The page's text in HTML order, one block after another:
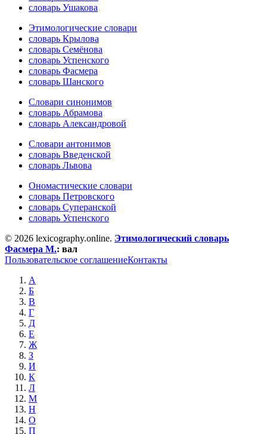
словарь Ушакова
Этимологические словари
словарь Крылова
словарь Семёнова
словарь Успенского
словарь Фасмера
словарь Шанского
Словари синонимов
словарь Абрамова
словарь Александровой
Словари антонимов
словарь Введенской
словарь Львова
Ономастические словари
словарь Петровского
словарь Суперанской
словарь Успенского
© 2026 lexicography.online. Этимологический словарь
Фасмера М.: вал
Пользовательское соглашениеКонтакты
А
Б
В
Г
Д
Е
Ж
З
И
К
Л
М
Н
О
П